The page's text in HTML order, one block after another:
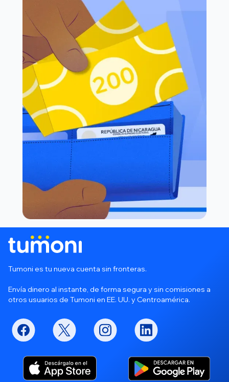
Tumoni es tu nueva cuenta sin fronteras.
Envía dinero al instante, de forma segura y sin comisiones a
otros usuarios de Tumoni en EE. UU. y Centroamérica.